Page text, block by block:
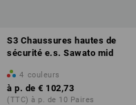
S3 Chaussures hautes de
sécurité e.s. Sawato mid
4 couleurs
à p. de € 102,73
(TTC) à p. de 10 Paires